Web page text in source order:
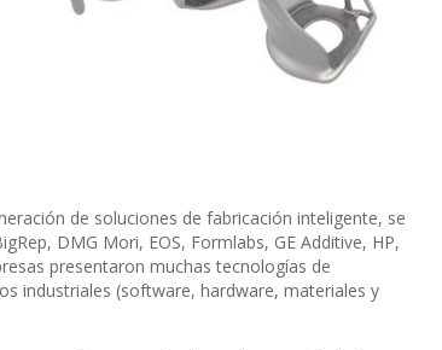
de soluciones de fabricación inteligente, se
DMG Mori, EOS, Formlabs, GE Additive, HP,
presentaron muchas tecnologías de
industriales (software, hardware, materiales y